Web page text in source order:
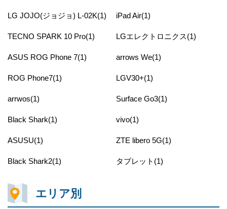
LG JOJO(ジョジョ) L-02K(1) iPad Air(1)
TECNO SPARK 10 Pro(1) LGエレクトロニクス(1)
ASUS ROG Phone 7(1) arrows We(1)
ROG Phone7(1) LGV30+(1)
arrwos(1) Surface Go3(1)
Black Shark(1) vivo(1)
ASUSU(1) ZTE libero 5G(1)
Black Shark2(1) タブレット(1)
エリア別